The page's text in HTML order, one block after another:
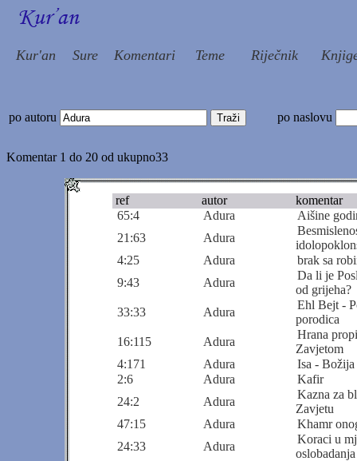
Kur'an Sure Komentari Teme Riječnik
po autoru po naslovu
Komentar 1 do 20 od ukupno33
.....
ref
autor
komentar
65:4
Adura
Aišine
21:63
Adura
4:25
Adura
brak sa
9:43
Adura
Da li je
od grijeha?
33:33
Adura
Ehl Bejt -
porodica
16:115
Adura
Hrana
Zavjetom
4:171
Adura
Isa -
2:6
Adura
Kafir
24:2
Adura
Kazna za
Zavjetu
47:15
Adura
Khamr
24:33
Adura
Koraci u